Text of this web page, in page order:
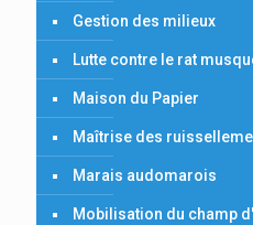
Gestion des milieux
Lutte contre le rat
Maison du Papier
Maîtrise des
Marais audomarois
Mobilisation du champ